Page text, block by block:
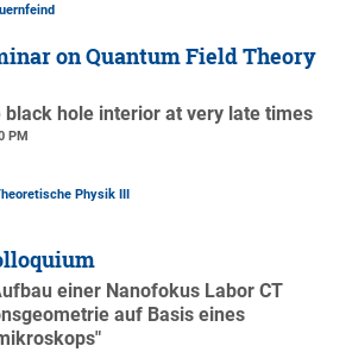
on Quantum Field Theory
black hole interior at very late times
PM
Physik III
einer Nanofokus Labor CT
auf Basis eines